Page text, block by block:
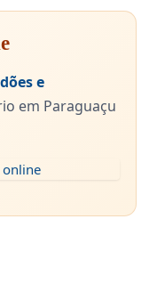
e
em Paraguaçu